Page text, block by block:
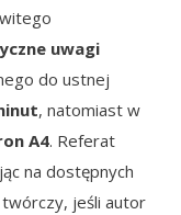
uwagi
do ustnej
, natomiast w
A4. Referat
na dostępnych
jeśli autor